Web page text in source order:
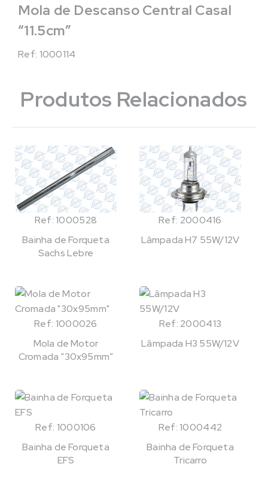
Mola de Descanso Central Casal
“11.5cm”
Ref: 1000114
Produtos Relacionados
Ref: 1000528
Bainha de Forqueta
Sachs Lebre
Ref: 2000416
Lâmpada H7 55W/12V
Ref: 1000026
Mola de Motor
Cromada “30x95mm”
Ref: 2000413
Lâmpada H3 55W/12V
Ref: 1000106
Bainha de Forqueta
EFS
Ref: 1000442
Bainha de Forqueta
Tricarro